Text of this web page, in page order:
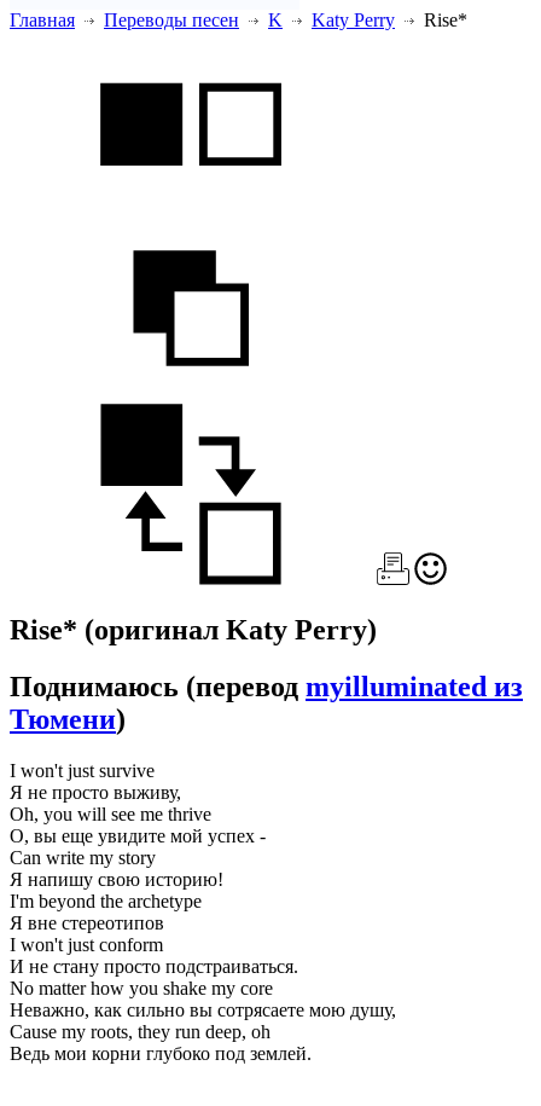
Главная Переводы песен K Katy Perry Rise*
Rise* (оригинал Katy Perry)
Поднимаюсь (перевод myilluminated из
Тюмени)
I won't just survive
Я не просто выживу,
Oh, you will see me thrive
О, вы еще увидите мой успех -
Can write my story
Я напишу свою историю!
I'm beyond the archetype
Я вне стереотипов
I won't just conform
И не стану просто подстраиваться.
No matter how you shake my core
Неважно, как сильно вы сотрясаете мою душу,
Cause my roots, they run deep, oh
Ведь мои корни глубоко под землей.